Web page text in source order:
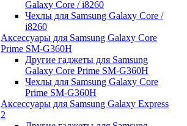
Galaxy Core / i8260
Чехлы для Samsung Galaxy Core /
i8260
Аксессуары для Samsung Galaxy Core
Prime SM-G360H
Другие гаджеты для Samsung
Galaxy Core Prime SM-G360H
Чехлы для Samsung Galaxy Core
Prime SM-G360H
Аксессуары для Samsung Galaxy Express
2